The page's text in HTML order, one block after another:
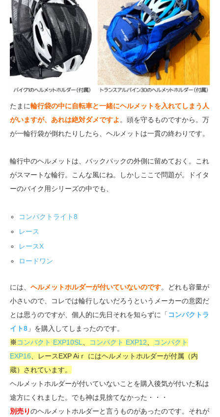
たまに輪行袋の中に自転車と一緒にヘルメットを入れてしまう人
がいますが、あれは絶対ダメですよ 。頭を守るものですから。万
が一輪行袋が倒れたりしたら、ヘルメットは一貫の終わりです。
輪行中のヘルメットは、バックパックの外側に留めておく。これ
がスマートな輪行。こんな風にね。しかしここで問題が。ドイタ
ーのバイク用シリーズの中でも、
コンパクトライト8
レース
レースX
ロードワン
には、 ヘルメットホルダーが付いていないのです。どれも容量が
小さいので、コレでは輪行しないだろうというメーカーの意図だ
とは思うのですが、個人的に先日それを知らずに「コンパクトラ
イト8 」を購入してしまったのです。
※コンパクト EXP10SL コンパクト EXP12
コンパクト
EXP16 、レースEXP Aiｒ にはヘルメットホルダーが付属（内
蔵）されています。
ヘルメットホルダーが付いていないことを購入後気が付いた私は
途方にくれました。でも神は見捨てなかった・・・
別売りのヘルメットホルダーと言うものがあったのです。それが